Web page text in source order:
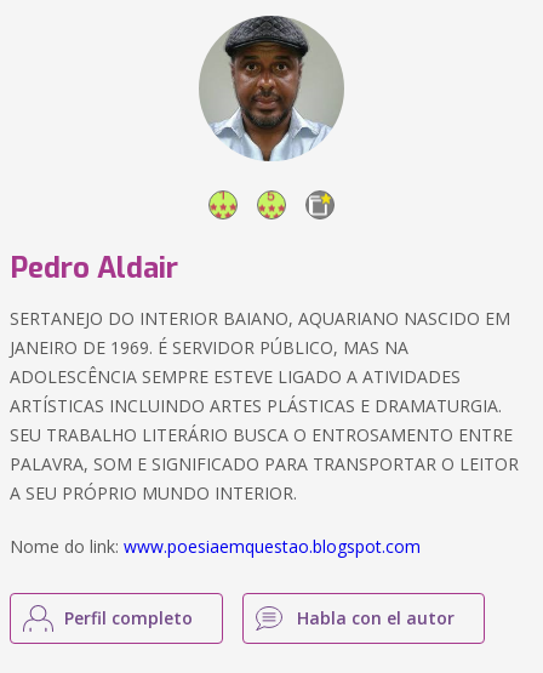
Pedro Aldair
SERTANEJO DO INTERIOR BAIANO, AQUARIANO NASCIDO EM
JANEIRO DE 1969. É SERVIDOR PÚBLICO, MAS NA
ADOLESCÊNCIA SEMPRE ESTEVE LIGADO A ATIVIDADES
ARTÍSTICAS INCLUINDO ARTES PLÁSTICAS E DRAMATURGIA.
SEU TRABALHO LITERÁRIO BUSCA O ENTROSAMENTO ENTRE
PALAVRA, SOM E SIGNIFICADO PARA TRANSPORTAR O LEITOR
A SEU PRÓPRIO MUNDO INTERIOR.
Nome do link: www.poesiaemquestao.blogspot.com
Perfil completo Habla con el autor